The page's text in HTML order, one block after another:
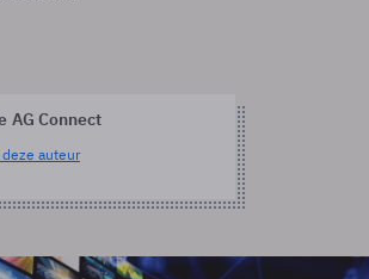
AG Connect
deze auteur